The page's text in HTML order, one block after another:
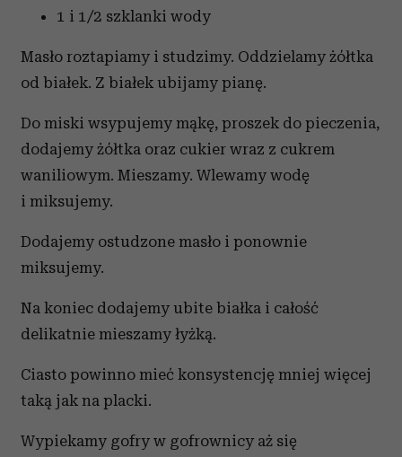
1 i 1/2 szklanki wody
Masło roztapiamy i studzimy. Oddzielamy żółtka
od białek. Z białek ubijamy pianę.
Do miski wsypujemy mąkę, proszek do pieczenia,
dodajemy żółtka oraz cukier wraz z cukrem
waniliowym. Mieszamy. Wlewamy wodę
i miksujemy.
Dodajemy ostudzone masło i ponownie
miksujemy.
Na koniec dodajemy ubite białka i całość
delikatnie mieszamy łyżką.
Ciasto powinno mieć konsystencję mniej więcej
taką jak na placki.
Wypiekamy gofry w gofrownicy aż się